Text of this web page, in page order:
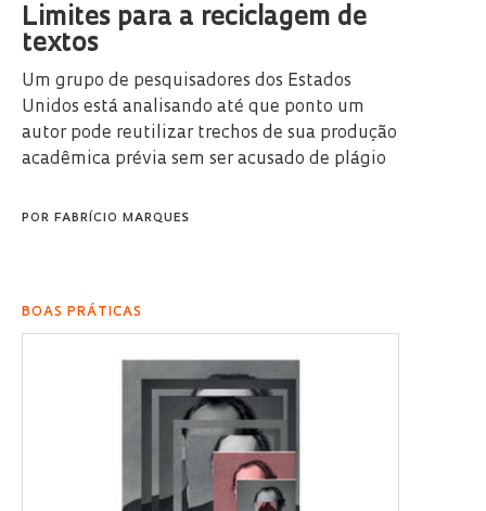
Limites para a reciclagem de
textos
Um grupo de pesquisadores dos Estados
Unidos está analisando até que ponto um
autor pode reutilizar trechos de sua produção
acadêmica prévia sem ser acusado de plágio
POR FABRÍCIO MARQUES
BOAS PRÁTICAS